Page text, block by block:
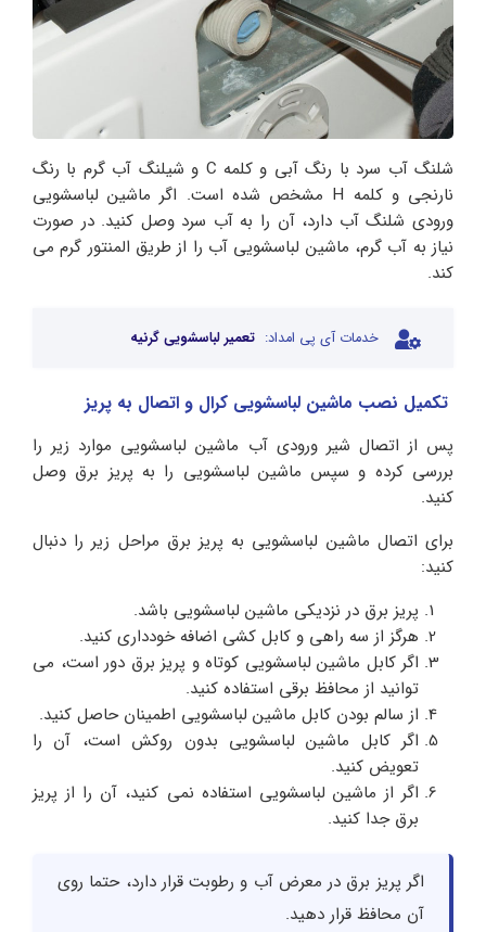
شلنگ آب سرد با رنگ آبی و کلمه C و شیلنگ آب گرم با رنگ
نارنجی و کلمه H مشخص شده است. اگر ماشین لباسشویی
ورودی شلنگ آب دارد، آن را به آب سرد وصل کنید. در صورت
نیاز به آب گرم، ماشین لباسشویی آب را از طریق المنتور گرم می
کند.
خدمات آی پی امداد: تعمیر لباسشویی گرنیه
تکمیل نصب ماشین لباسشویی کرال و اتصال به پریز
پس از اتصال شیر ورودی آب ماشین لباسشویی موارد زیر را
بررسی کرده و سپس ماشین لباسشویی را به پریز برق وصل
کنید.
برای اتصال ماشین لباسشویی به پریز برق مراحل زیر را دنبال
کنید:
پریز برق در نزدیکی ماشین لباسشویی باشد.
هرگز از سه راهی و کابل کشی اضافه خودداری کنید.
اگر کابل ماشین لباسشویی کوتاه و پریز برق دور است، می
توانید از محافظ برقی استفاده کنید.
از سالم بودن کابل ماشین لباسشویی اطمینان حاصل کنید.
اگر کابل ماشین لباسشویی بدون روکش است، آن را
تعویض کنید.
اگر از ماشین لباسشویی استفاده نمی کنید، آن را از پریز
برق جدا کنید.
اگر پریز برق در معرض آب و رطوبت قرار دارد، حتما روی
آن محافظ قرار دهید.